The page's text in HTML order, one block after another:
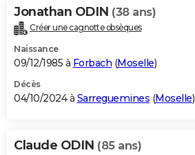
Jonathan ODIN (38 ans)
Créer une cagnotte obsèques
Naissance
09/12/1985 à Forbach (Moselle)
Décès
04/10/2024 à Sarreguemines (Moselle)
Claude ODIN (85 ans)